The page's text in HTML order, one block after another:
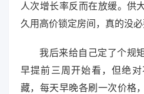
人次增长率反而在放缓。供
久用高价锁定房间，真的没必
我后来给自己定了个规
早提前三周开始看，但绝
藏，每天早晚各刷一次价格